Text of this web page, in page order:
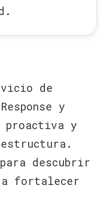
de
y
proactiva y
para descubrir
a fortalecer